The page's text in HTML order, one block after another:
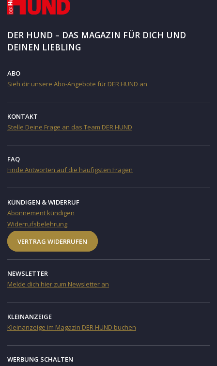
DER HUND – DAS MAGAZIN FÜR DICH UND
DEINEN LIEBLING
ABO
Sieh dir unsere Abo-Angebote für DER HUND an
KONTAKT
Stelle Deine Frage an das Team DER HUND
FAQ
Finde Antworten auf die häufigsten Fragen
KÜNDIGEN & WIDERRUF
Abonnement kündigen
Widerrufsbelehrung
VERTRAG WIDERRUFEN
NEWSLETTER
Melde dich hier zum Newsletter an
KLEINANZEIGE
Kleinanzeige im Magazin DER HUND buchen
WERBUNG SCHALTEN